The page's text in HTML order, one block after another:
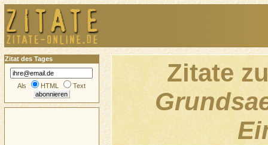
Zitate
Zitat des Tages
Als HTML Text